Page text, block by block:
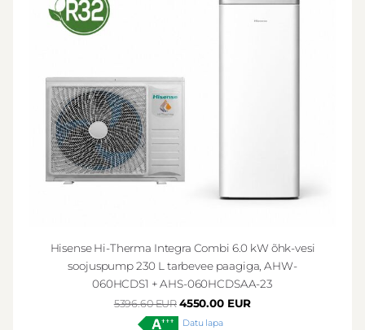
Hisense Hi-Therma Integra Combi 6.0 kW õhk-vesi
soojuspump 230 L tarbevee paagiga, AHW-
060HCDS1 + AHS-060HCDSAA-23
5396.60 EUR 4550.00 EUR
Datu lapa